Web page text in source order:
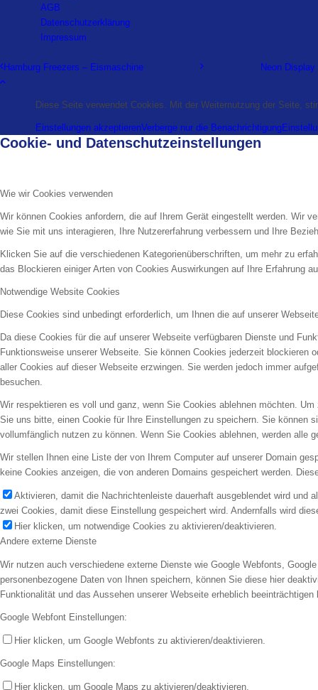
AGB
Datenschutzerklärung
Impressum
Hamburg Freezers – Eismaschine Neon
Diese Seite verwendet Cookies. Mit der Weiternutzung der Seite,
Einstellungen akzeptierenVerberge nur die Benachrichtigung
Cookie- und Datenschutzeinstellungen
Wie wir Cookies verwenden
Wir können Cookies anfordern, die auf Ihrem Gerät eingestellt werden. Wir
wie Sie mit uns interagieren, Ihre Nutzererfahrung verbessern und Ihre
Klicken Sie auf die verschiedenen Kategorienüberschriften, um mehr zu
das Blockieren einiger Arten von Cookies Auswirkungen auf Ihre Erfahrung
Notwendige Website Cookies
Diese Cookies sind unbedingt erforderlich, um Ihnen die auf unserer
Da diese Cookies für die auf unserer Webseite verfügbaren Dienste und
Funktionsweise unserer Webseite. Sie können Cookies jederzeit blockieren
aller Cookies auf dieser Webseite erzwingen. Sie werden jedoch immer
besuchen.
Wir respektieren es voll und ganz, wenn Sie Cookies ablehnen möchten.
Sie uns bitte, einen Cookie für Ihre Einstellungen zu speichern. Sie können
vollumfänglich nutzen zu können. Wenn Sie Cookies ablehnen, werden alle
Wir stellen Ihnen eine Liste der von Ihrem Computer auf unserer Domain
keine Cookies anzeigen, die von anderen Domains gespeichert werden.
Aktivieren, damit die Nachrichtenleiste dauerhaft ausgeblendet wird und
zwei Cookies, damit diese Einstellung gespeichert wird. Andernfalls wird
Hier klicken, um notwendige Cookies zu aktivieren/deaktivieren.
Andere externe Dienste
Wir nutzen auch verschiedene externe Dienste wie Google Webfonts,
personenbezogene Daten von Ihnen speichern, können Sie diese hier
Funktionalität und das Aussehen unserer Webseite erheblich
Google Webfont Einstellungen:
Hier klicken, um Google Webfonts zu aktivieren/deaktivieren.
Google Maps Einstellungen:
Hier klicken, um Google Maps zu aktivieren/deaktivieren.